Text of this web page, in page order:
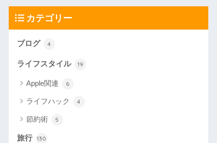
カテゴリー
ブログ 4
ライフスタイル 19
Apple関連 6
ライフハック 4
節約術 5
旅行 130